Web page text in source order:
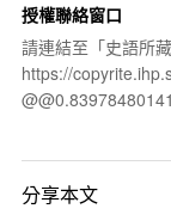
授權聯絡窗口
請連結至「史語所
https://
分享本文